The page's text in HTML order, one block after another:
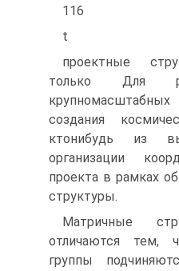
116
t
проектные
только Для
создания
ктонибудь из
организации
проекта в рамках
структуры.
Матричные
отличаются тем,
группы